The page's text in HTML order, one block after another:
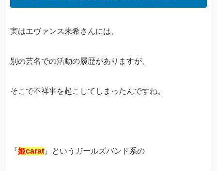
実はエヴァンス未希さんには、
別の芸名での活動の履歴がありますが、
そこで不祥事を起こしてしまったんですね。
『姫carat 』というガールズバンド系の